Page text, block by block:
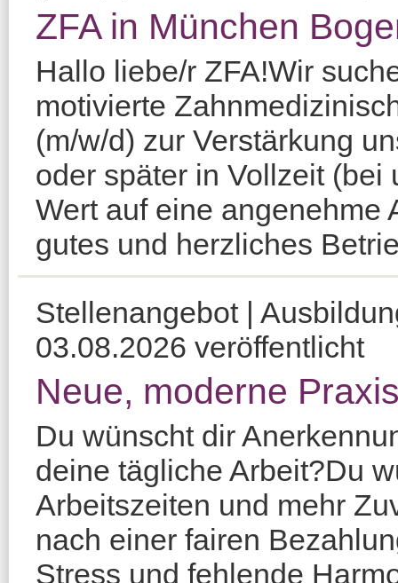
ZFA in München
Hallo liebe/r ZFA!Wir
motivierte
(m/w/d) zur Verstärkung
oder später in Vollzeit
Wert auf eine angenehme
gutes und herzliches
Stellenangebot |
03.08.2026 veröffentlicht
Neue, moderne
Du wünscht dir
deine tägliche Arbeit?Du
Arbeitszeiten und mehr
nach einer fairen
Stress und fehlende